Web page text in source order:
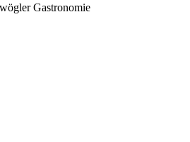
Gastronomie